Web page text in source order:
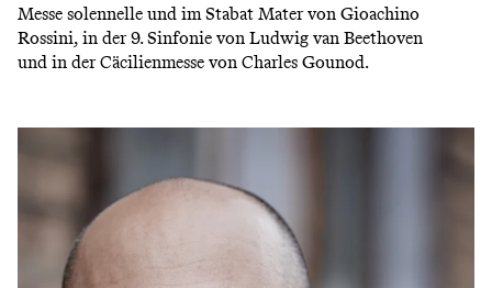
Messe solennelle und im Stabat Mater von Gioachino
Rossini, in der 9. Sinfonie von Ludwig van Beethoven
und in der Cäcilienmesse von Charles Gounod.